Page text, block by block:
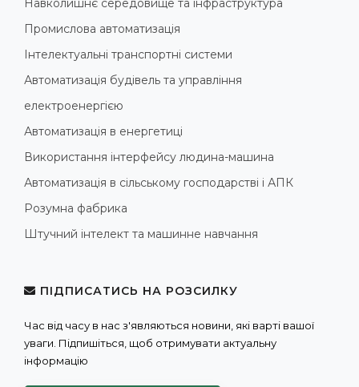
Навколишнє середовище та інфраструктура
Промислова автоматизація
Інтелектуальні транспортні системи
Автоматизація будівель та управління
електроенергією
Автоматизація в енергетиці
Використання інтерфейсу людина-машина
Автоматизація в сільському господарстві і АПК
Розумна фабрика
Штучний інтелект та машинне навчання
ПІДПИСАТИСЬ НА РОЗСИЛКУ
Час від часу в нас з'являються новини, які варті вашої
уваги. Підпишіться, щоб отримувати актуальну
інформацію